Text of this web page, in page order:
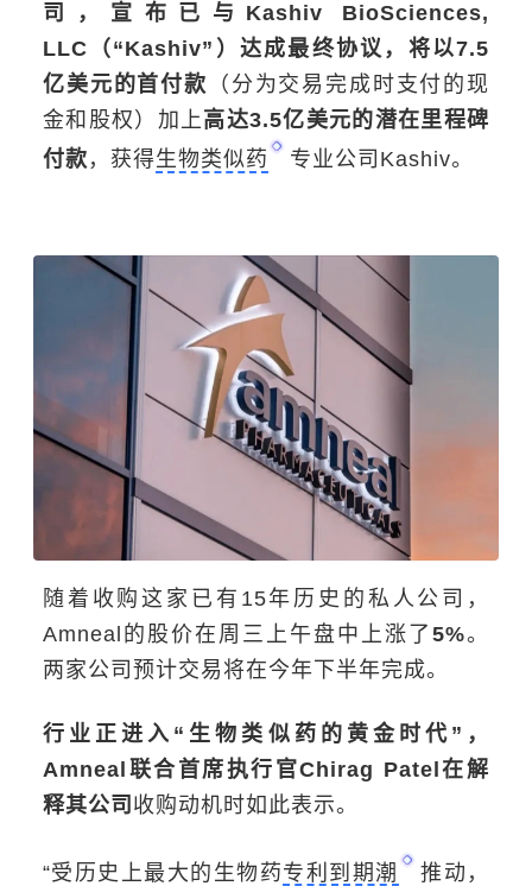
司，宣布已与Kashiv BioSciences,
LLC（“Kashiv”）达成最终协议，将以7.5
亿美元 的首付款 （分为交易完成时支付的现
金和股权）加上高达3.5亿美元 的潜在里程碑
付款 ，获得生物类似药 专业公司Kashiv。
随着收购这家已有15年历史的私人公司，
Amneal的股价在周三上午盘中上涨了 5%。
两家公司预计交易将在今年下半年完成。
行业正进入“生物类似药的黄金时代”，
Amneal联合首席执行官Chirag Patel在解
释其公司 收购动机时如此表示。
“受历史上最大的生物药专利到期潮
推动，